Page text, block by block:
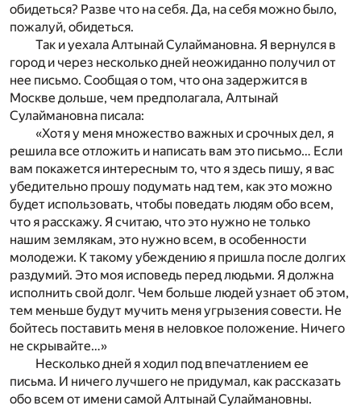
обидеться? Разве что на себя. Да, на себя можно было,
пожалуй, обидеться.
Так и уехала Алтынай Сулаймановна. Я вернулся в
город и через несколько дней неожиданно получил от
нее письмо. Сообщая о том, что она задержится в
Москве дольше, чем предполагала, Алтынай
Сулаймановна писала:
«Хотя у меня множество важных и срочных дел, я
решила все отложить и написать вам это письмо… Если
вам покажется интересным то, что я здесь пишу, я вас
убедительно прошу подумать над тем, как это можно
будет использовать, чтобы поведать людям обо всем,
что я расскажу. Я считаю, что это нужно не только
нашим землякам, это нужно всем, в особенности
молодежи. К такому убеждению я пришла после долгих
раздумий. Это моя исповедь перед людьми. Я должна
исполнить свой долг. Чем больше людей узнает об этом,
тем меньше будут мучить меня угрызения совести. Не
бойтесь поставить меня в неловкое положение. Ничего
не скрывайте…»
Несколько дней я ходил под впечатлением ее
письма. И ничего лучшего не придумал, как рассказать
обо всем от имени самой Алтынай Сулаймановны.